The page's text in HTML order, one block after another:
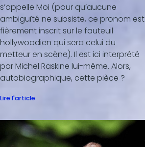
s’appelle Moi (pour qu’aucune
ambiguïté ne subsiste, ce pronom est
fièrement inscrit sur le fauteuil
hollywoodien qui sera celui du
metteur en scène). Il est ici interprété
par Michel Raskine lui-même. Alors,
autobiographique, cette pièce ?
Lire l'article